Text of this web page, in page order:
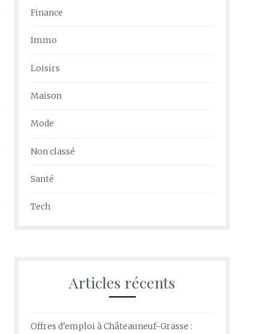
Finance
Immo
Loisirs
Maison
Mode
Non classé
Santé
Tech
Articles récents
Offres d’emploi à Châteauneuf-Grasse :